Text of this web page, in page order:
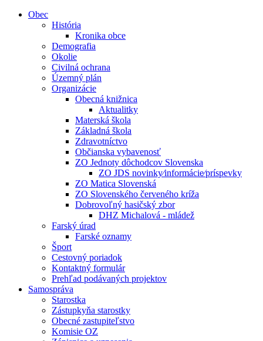
Obec
História
Kronika obce
Demografia
Okolie
Civilná ochrana
Územný plán
Organizácie
Obecná knižnica
Aktualitky
Materská škola
Základná škola
Zdravotníctvo
Občianska vybavenosť
ZO Jednoty dôchodcov Slovenska
ZO JDS novinky⁄informácie⁄príspevky
ZO Matica Slovenská
ZO Slovenského červeného kríža
Dobrovoľný hasičský zbor
DHZ Michalová - mládež
Farský úrad
Farské oznamy
Šport
Cestovný poriadok
Kontaktný formulár
Prehľad podávaných projektov
Samospráva
Starostka
Zástupkyňa starostky
Obecné zastupiteľstvo
Komisie OZ